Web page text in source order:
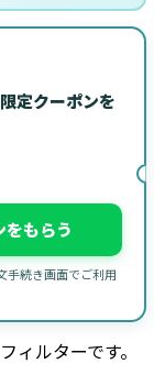
定クーポンを
もらう
手続き画面でご利用
ィルターです。